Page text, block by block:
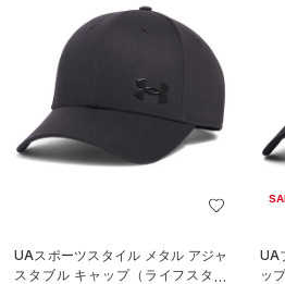
UAスポーツスタイル メタル アジャ
スタブル キャップ（ライフスタイ
UA
ッ